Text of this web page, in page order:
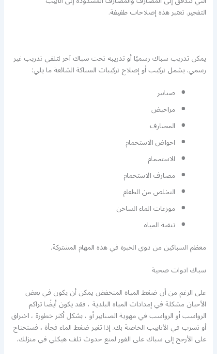
التفجير. تعتبر هذه إصلاحات طفيفة.
يمكن تدريب سباك رسميًا أو تدريبه تحت سباك آخر لتلقي تدريب غير
رسمي. يشمل تركيب أو إصلاح تركيبات السباكة الشائعة ما يلي:
صنابير
مراحيض
المصارف
احواض الاستحمام
الاستحمام
مصارف الاستحمام
التخلص من الطعام
موزعات الماء الساخن
تنقية المياه
معظم السباكين من ذوي الخبرة في هذه المهام المشتركة.
سباك ادوات صحية
على الرغم من أن ضغط المياه المنخفض يمكن أن يكون في بعض
الأحيان مشكلة في إمدادات المياه البلدية ، فقد يكون أيضًا تراكم
الرواسب أو الرواسب في مهوية الصنابير أو ، بشكل أكثر خطورة ، اختراق
أو تسرب في الأنابيب الخاصة بك. إذا تغير ضغط الماء فجأة ، فستحتاج
على الأرجح إلى سباك على الفور لمنع حدوث تلف هيكلي في منزلك.